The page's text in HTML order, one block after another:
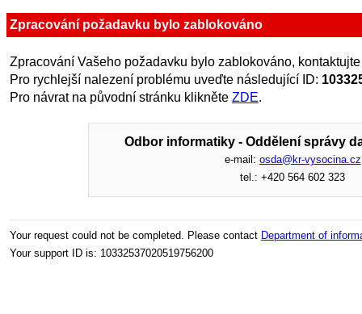
Zpracování požadavku bylo zablokováno
Zpracování Vašeho požadavku bylo zablokováno,
Pro rychlejší nalezení problému uveďte následující ID:
Pro návrat na původní stránku klikněte ZDE.
Odbor informatiky - Oddělení správy
e-mail: osda@kr-vysocina.cz
tel.: +420 564 602 323
Your request could not be completed. Please contact Department of
Your support ID is: 10332537020519756200